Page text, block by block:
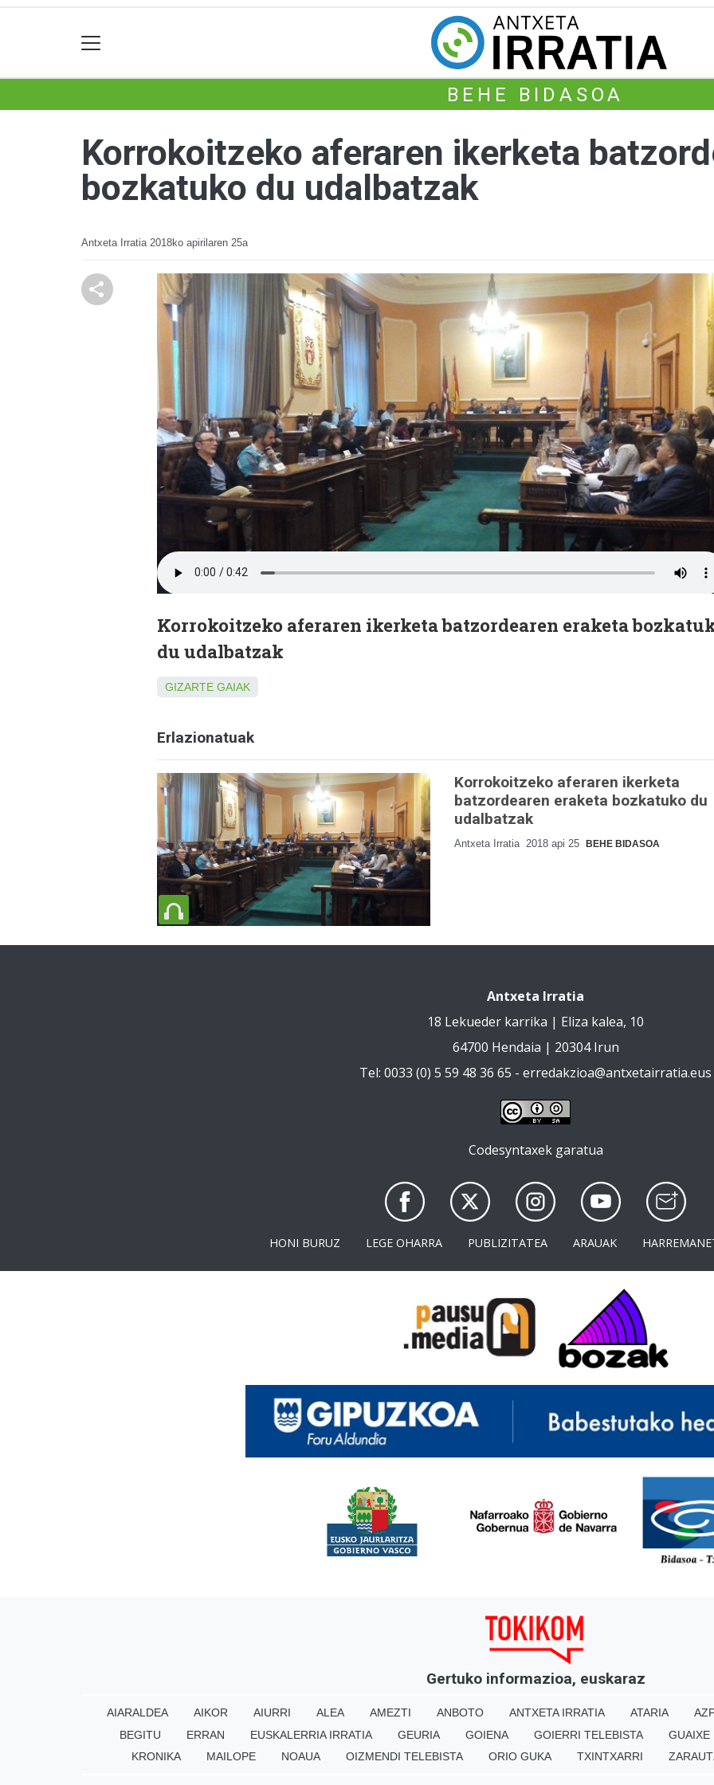
BEHE BIDASOA
Korrokoitzeko aferaren ikerketa
bozkatuko du udalbatzak
Antxeta Irratia 2018ko apirilaren 25a
Korrokoitzeko aferaren ikerketa batzordearen eraketa
du udalbatzak
GIZARTE GAIAK
Erlazionatuak
Korrokoitzeko aferaren ikerketa
batzordearen eraketa bozkatuko du
udalbatzak
Antxeta Irratia 2018 api 25 BEHE BIDASOA
Antxeta Irratia
18 Lekueder karrika | Eliza kalea, 10
64700 Hendaia | 20304 Irun
Tel: 0033 (0) 5 59 48 36 65 - erredakzioa@antxetairratia.eus
Codesyntaxek garatua
HONI BURUZ LEGE OHARRA PUBLIZITATEA ARAUAK
Gertuko informazioa, euskaraz
AIARALDEA AIKOR AIURRI ALEA AMEZTI ANBOTO ANTXETA IRRATIA ATARIA
BEGITU
ERRAN EUSKALERRIA IRRATIA GEURIA GOIENA GOIERRI TELEBISTA
GUAIXE
KRONIKA
MAILOPE NOAUA OIZMENDI TELEBISTA ORIO GUKA TXINTXARRI